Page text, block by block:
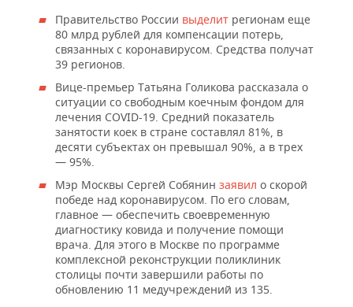
Правительство России выделит регионам еще
80 млрд рублей для компенсации потерь,
связанных с коронавирусом. Средства получат
39 регионов.
Вице-премьер Татьяна Голикова рассказала о
ситуации со свободным коечным фондом для
лечения COVID-19. Средний показатель
занятости коек в стране составлял 81%, в
десяти субъектах он превышал 90%, а в трех
— 95%.
Мэр Москвы Сергей Собянин заявил о скорой
победе над коронавирусом. По его словам,
главное — обеспечить своевременную
диагностику ковида и получение помощи
врача. Для этого в Москве по программе
комплексной реконструкции поликлиник
столицы почти завершили работы по
обновлению 11 медучреждений из 135.